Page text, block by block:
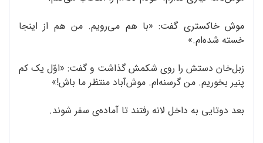
موش خاکستری گفت: «با هم می‌رویم. من هم از اینجا
خسته شده‌ام.»
زبل‌‌خان دستش را روی شکمش گذاشت و گفت: «اوّل یک کم
پنیر بخوریم. من گرسنه‌ام. موش‌آباد منتظر ما باش!»
بعد دوتایی به داخل لانه رفتند تا آماده‌ی سفر شوند.